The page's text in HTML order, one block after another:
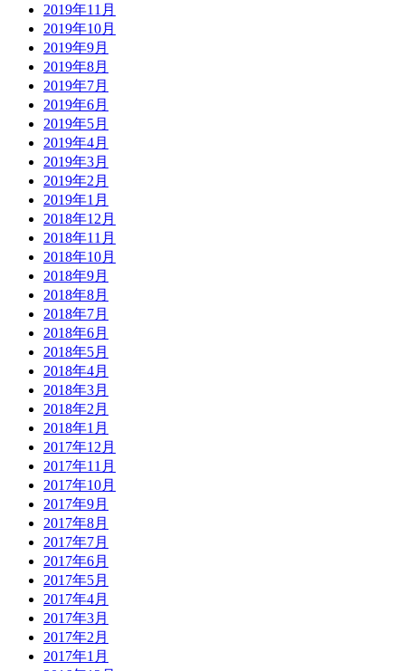
2019年11月
2019年10月
2019年9月
2019年8月
2019年7月
2019年6月
2019年5月
2019年4月
2019年3月
2019年2月
2019年1月
2018年12月
2018年11月
2018年10月
2018年9月
2018年8月
2018年7月
2018年6月
2018年5月
2018年4月
2018年3月
2018年2月
2018年1月
2017年12月
2017年11月
2017年10月
2017年9月
2017年8月
2017年7月
2017年6月
2017年5月
2017年4月
2017年3月
2017年2月
2017年1月